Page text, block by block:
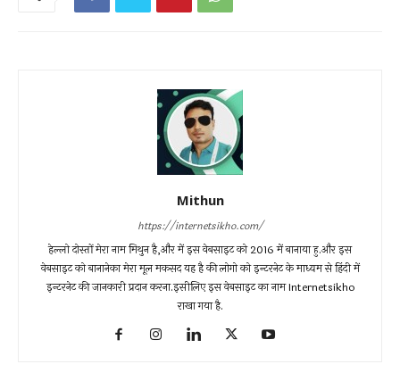
Mithun
https://internetsikho.com/
हेल्लो दोस्तों मेरा नाम मिथुन है,और में इस वेबसाइट को 2016 में बानाया हु.और इस
वेबसाइट को बानानेका मेरा मूल मकसद यह है की लोगो को इन्टरनेट के माध्यम से हिंदी में
इन्टरनेट की जानकारी प्रदान करना.इसीलिए इस वेबसाइट का नाम Internetsikho
राखा गया है.